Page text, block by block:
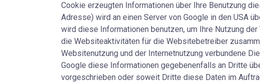
Cookie erzeugten Informationen über Ihre Benutzung
Adresse) wird an einen Server von Google in den USA
wird diese Informationen benutzen, um Ihre Nutzung
die Websiteaktivitäten für die Websitebetreiber
Websitenutzung und der Internetnutzung verbundene
Google diese Informationen gegebenenfalls an Dritte
vorgeschrieben oder soweit Dritte diese Daten im